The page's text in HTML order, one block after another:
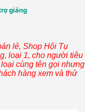
giảng
lẻ, Shop Hội Tụ
loại 1, cho người tiêu
cùng tên gọi nhưng
hàng xem và thử